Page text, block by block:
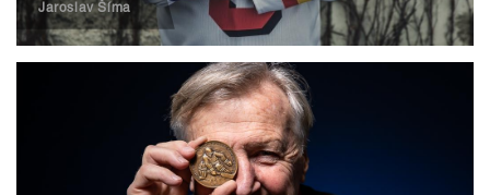
Jaroslav Šíma